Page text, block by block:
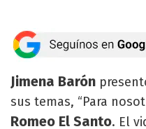
Jimena Barón
sus temas, “Para
Romeo El Santo. El